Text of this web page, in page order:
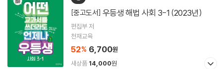
[중고도서] 우등생 해법 사회 3-1 (2023년)
편집부 저
천재교육
52% 6,700원
새상품 14,000원